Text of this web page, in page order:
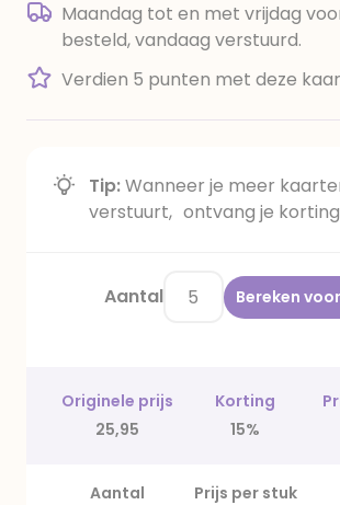
Maandag tot en met vrijdag
besteld, vandaag verstuurd.
Verdien 5 punten met deze
Tip:Wanneer je meer
verstuurt, ontvang je
Aantal Bereken
Originele prijs Korting
25,95
15%
Aantal Prijs per stuk